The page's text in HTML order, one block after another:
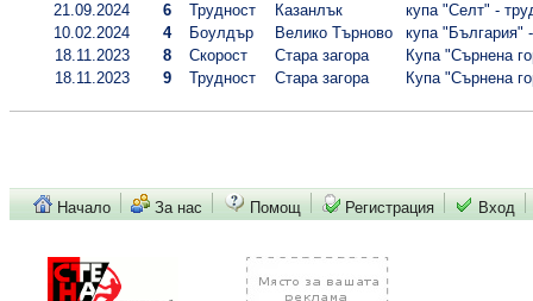
21.09.2024
6 Трудност Казанлък
купа "Селт" -
10.02.2024
4 Боулдър Велико Търново
купа "България"
18.11.2023
8 Скорост Стара загора
Купа "Сърнена
18.11.2023
9 Трудност Стара загора Купа "Сърнена
Начало За нас Помощ Регистрация Вход